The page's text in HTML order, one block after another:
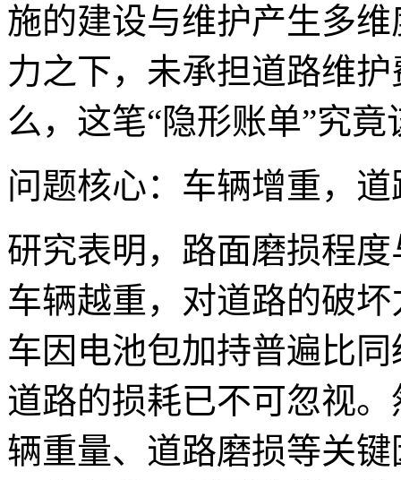
施的建设与维护产生多
力之下，未承担道路维
么，这笔“隐形账单”究竟
问题核心：车辆增重，
研究表明，路面磨损程
车辆越重，对道路的破
车因电池包加持普遍比
道路的损耗已不可忽视
辆重量、道路磨损等关